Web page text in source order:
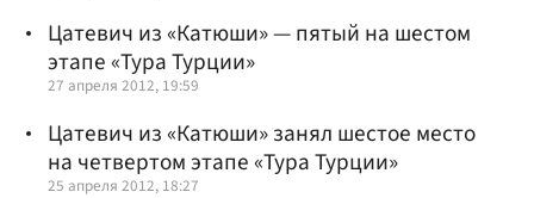
Цатевич из «Катюши» — пятый на шестом
этапе «Тура Турции»
27 апреля 2012, 19:59
Цатевич из «Катюши» занял шестое место
на четвертом этапе «Тура Турции»
25 апреля 2012, 18:27